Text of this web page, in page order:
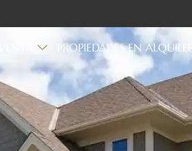
PROPIEDADES EN